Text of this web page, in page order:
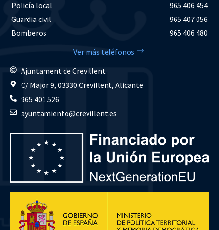
Policía local
965 406 454
Guardia civil
965 407 056
Bomberos
965 406 480
Ver más teléfonos
Ajuntament de Crevillent
C/ Major 9, 03330 Crevillent, Alicante
965 401 526
ayuntamiento@crevillent.es